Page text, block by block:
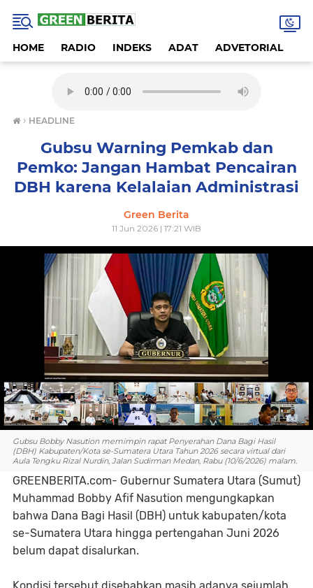
HOME RADIO INDEKS ADAT ADVETORIAL
› HEADLINE
Gubsu Warning Pemkab dan
Pemko: Jangan Hambat Pencairan
DBH karena Kelalaian Administrasi
Green Berita
11 Jun 2026 | 17:21 WIB
Gubsu Bobby Nasution memimpin rapat Penyerahan Dana Bagi Hasil
(DBH) Kabupaten/Kota se-Sumatera Utara Tahun 2026 secara virtual dari
Aula Tengku Rizal Nurdin, Jalan Sudirman Medan, Rabu (10/6/2026) malam.
GREENBERITA.com- Gubernur Sumatera Utara (Sumut)
Muhammad Bobby Afif Nasution mengungkapkan
bahwa Dana Bagi Hasil (DBH) untuk kabupaten/kota
se-Sumatera Utara hingga pertengahan Juni 2026
belum dapat disalurkan.